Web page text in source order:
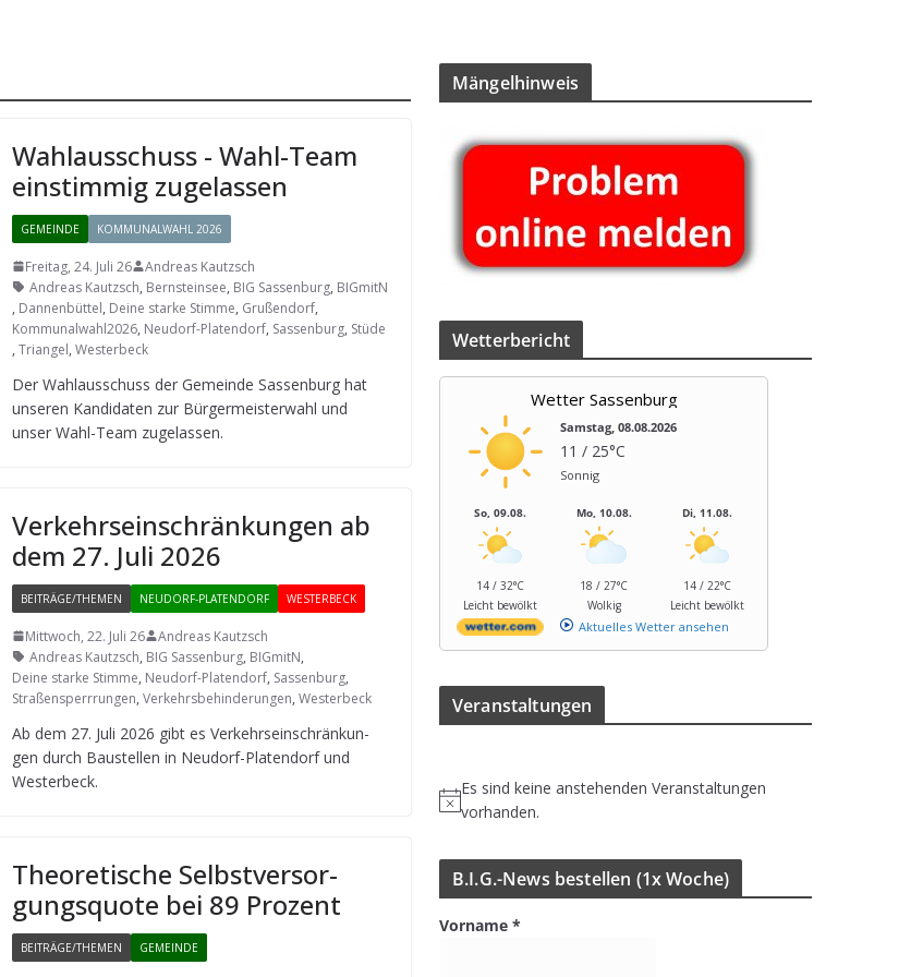
Wahl­aus­schuss - Wahl-Team
ein­stim­mig zugelassen
GEMEINDE KOMMUNALWAHL 2026
Freitag, 24. Juli 26
Andreas Kautzsch
Andreas Kautzsch, Bernsteinsee, BIG Sassenburg, BIGmitN
, Dannenbüttel, Deine starke Stimme, Grußendorf,
Kommunalwahl2026, Neudorf-Platendorf, Sassenburg, Stüde
, Triangel, Westerbeck
Der Wahl­aus­schuss der Gemeinde Sas­sen­burg hat
unse­ren Kan­di­da­ten zur Bür­ger­meis­ter­wahl und
unser Wahl-Team zugelassen.
Ver­kehrs­ein­schrän­kun­gen ab
dem 27. Juli 2026
BEITRÄGE/THEMEN NEUDORF-PLATENDORF WESTERBECK
Mittwoch, 22. Juli 26
Andreas Kautzsch
Andreas Kautzsch, BIG Sassenburg, BIGmitN,
Deine starke Stimme, Neudorf-Platendorf, Sassenburg,
Straßensperrrungen, Verkehrsbehinderungen, Westerbeck
Ab dem 27. Juli 2026 gibt es Ver­kehrs­ein­schrän­kun­
gen durch Bau­stel­len in Neu­dorf-Pla­ten­dorf und
Westerbeck.
Theo­re­ti­sche Selbst­ver­sor­
gungs­quote bei 89 Prozent
BEITRÄGE/THEMEN GEMEINDE
Män­gel­hin­weis
Wet­ter­be­richt
Wetter Sassenburg
Samstag, 08.08.2026
11 / 25°C
Sonnig
So, 09.08.
14 / 32°C
Leicht bewölkt
Mo, 10.08.
18 / 27°C
Wolkig
Di, 11.08.
14 / 22°C
Leicht bewölkt
Aktuelles Wetter ansehen
Ver­an­stal­tun­gen
H
n
i
Es sind keine anstehenden Veranstaltungen
vorhanden.
B.I.G.-News bestel­len (1x Woche)
Vorname *